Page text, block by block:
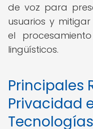
de voz para
usuarios y
el
lingüísticos.
Principales
Privacidad